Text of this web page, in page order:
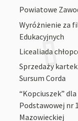
Powiatowe
Wyróżnienie za
Edukacyjnych
Licealiada
Sprzedaży
Sursum Corda
“Kopciuszek”
Podstawowej nr
Mazowieckiej